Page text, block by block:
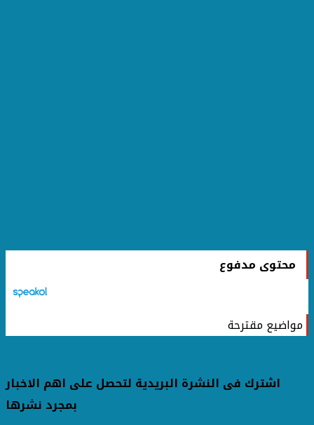
محتوى مدفوع
مواضيع مقترحة
اشترك فى النشرة البريدية لتحصل على اهم الاخبار
بمجرد نشرها